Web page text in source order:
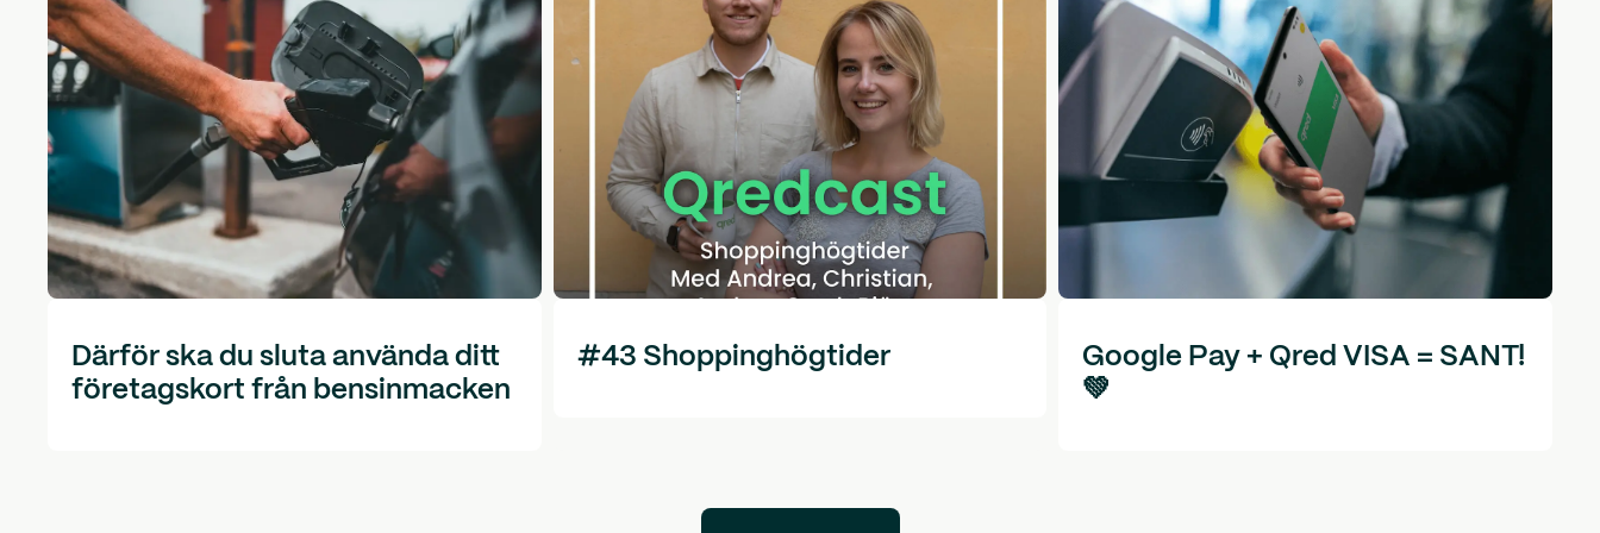
Därför ska du sluta använda ditt
företagskort från bensinmacken
#43 Shoppinghögtider
Google Pay + Qred VISA = SANT!
💚